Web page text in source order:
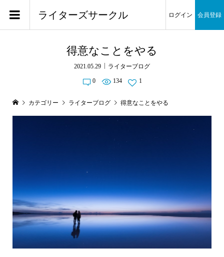
ライターズサークル ログイン 会員登録
得意なことをやる
2021.05.29 ライターブログ
0 134 1
カテゴリー ライターブログ 得意なことをやる